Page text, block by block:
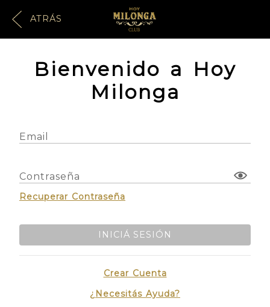
ATRÁS
Bienvenido a Hoy
Milonga
Email
Contraseña
Recuperar Contraseña
INICIÁ SESIÓN
Crear Cuenta
¿Necesitás Ayuda?